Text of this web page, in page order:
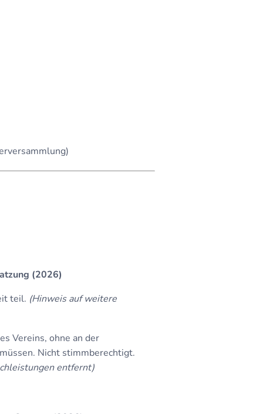
(2026)
teil. (Hinweis auf weitere
Vereins, ohne an der
Nicht stimmberechtigt.
entfernt)